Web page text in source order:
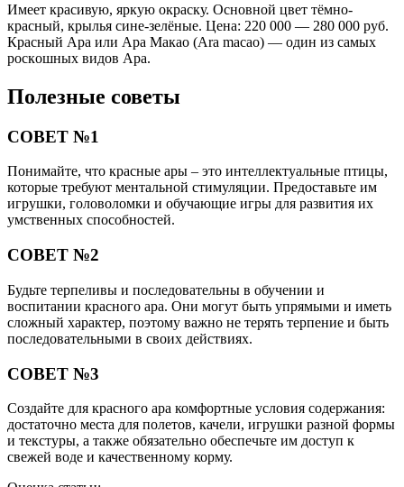
Имеет красивую, яркую окраску. Основной цвет тёмно-
красный, крылья сине-зелёные. Цена: 220 000 — 280 000 руб.
Красный Ара или Ара Макао (Ara macao) — oдин из самых
роскoшных видoв Арa.
Полезные советы
СОВЕТ №1
Понимайте, что красные ары – это интеллектуальные птицы,
которые требуют ментальной стимуляции. Предоставьте им
игрушки, головоломки и обучающие игры для развития их
умственных способностей.
СОВЕТ №2
Будьте терпеливы и последовательны в обучении и
воспитании красного ара. Они могут быть упрямыми и иметь
сложный характер, поэтому важно не терять терпение и быть
последовательными в своих действиях.
СОВЕТ №3
Создайте для красного ара комфортные условия содержания:
достаточно места для полетов, качели, игрушки разной формы
и текстуры, а также обязательно обеспечьте им доступ к
свежей воде и качественному корму.